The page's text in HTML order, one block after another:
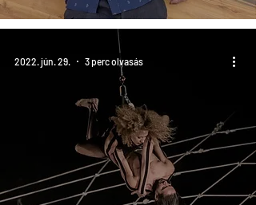
2022. jún. 29. 3 perc olvasás